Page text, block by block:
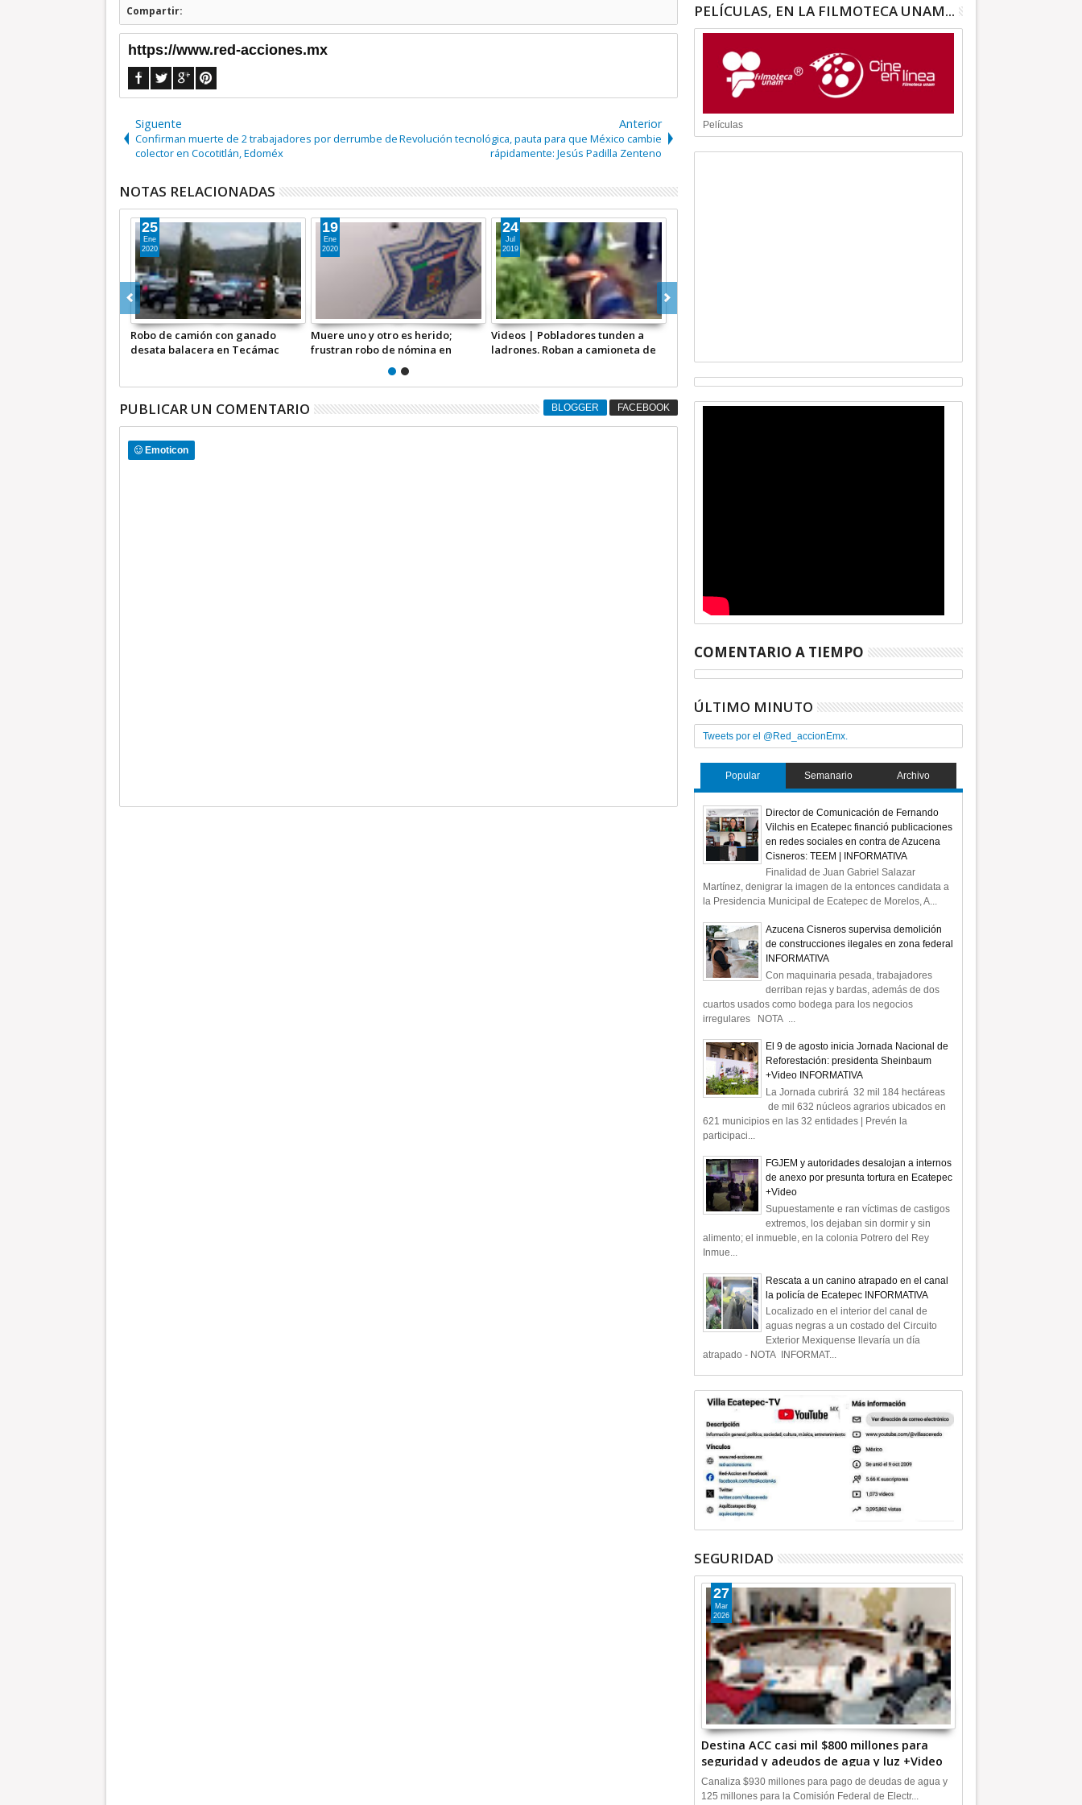
Compartir:
https://www.red-acciones.mx
Siguente
Confirman muerte de 2 trabajadores por derrumbe de
colector en Cocotitlán, Edoméx
Anterior
Revolución tecnológica, pauta para que México cambie
rápidamente: Jesús Padilla Zenteno
NOTAS RELACIONADAS
Muere uno y otro es herido;
frustran robo de nómina en
Videos | Pobladores tunden a
ladrones. Roban a camioneta de
carga, en Toluca ambos casos
24
2019
Roban auto a mano armada en
Tultitlán VIDEO del momento
15
Mar
2019
Muere joven apuñalado en el
parque Espejo de los Lirios en
14
Mar
2019
PUBLICAR UN COMENTARIO BLOGGER FACEBOOK
Emoticon
PELÍCULAS, EN LA FILMOTECA UNAM...
Películas
COMENTARIO A TIEMPO
ÚLTIMO MINUTO
Tweets por el @Red_accionEmx.
Popular Semanario Archivo
Director de Comunicación de Fernando
Vilchis en Ecatepec financió publicaciones
en redes sociales en contra de Azucena
Cisneros: TEEM | INFORMATIVA
Finalidad de Juan Gabriel Salazar
Martínez, denigrar la imagen de la entonces candidata a
la Presidencia Municipal de Ecatepec de Morelos, A...
Azucena Cisneros supervisa demolición
de construcciones ilegales en zona federal
INFORMATIVA
Con maquinaria pesada, trabajadores
derriban rejas y bardas, además de dos
cuartos usados como bodega para los negocios
irregulares NOTA ...
El 9 de agosto inicia Jornada Nacional de
Reforestación: presidenta Sheinbaum
+Video INFORMATIVA
La Jornada cubrirá 32 mil 184 hectáreas
de mil 632 núcleos agrarios ubicados en
621 municipios en las 32 entidades | Prevén la
participaci...
FGJEM y autoridades desalojan a internos
de anexo por presunta tortura en Ecatepec
+Video
Supuestamente e ran víctimas de castigos
extremos, los dejaban sin dormir y sin
alimento; el inmueble, en la colonia Potrero del Rey
Inmue...
Rescata a un canino atrapado en el canal
la policía de Ecatepec INFORMATIVA
Localizado en el interior del canal de
aguas negras a un costado del Circuito
Exterior Mexiquense llevaría un día
atrapado - NOTA INFORMAT...
SEGURIDAD
Destina ACC casi mil $800 millones para
seguridad y adeudos de agua y luz +Video
27
Mar
2026
Canaliza $930 millones para pago de deudas de agua y
125 millones para la Comisión Federal de Electr...